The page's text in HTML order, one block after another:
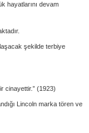
hayatlarını devam
şekilde terbiye
cinayettir.” (1923)
Lincoln marka tören ve